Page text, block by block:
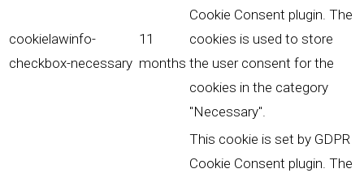
cookielawinfo-
checkbox-necessary
11
months
Cookie Consent plugin. The
cookies is used to store
the user consent for the
cookies in the category
"Necessary".
This cookie is set by GDPR
Cookie Consent plugin. The